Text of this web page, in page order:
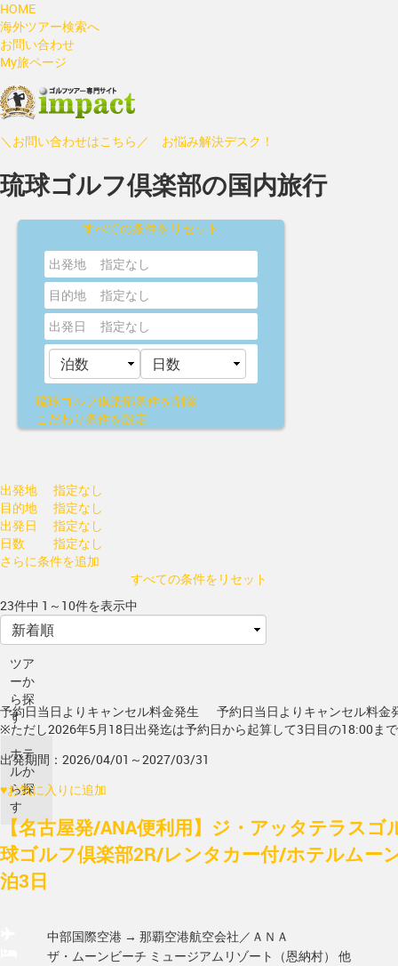
HOME
海外ツアー検索へ
お問い合わせ
My旅ページ
＼お問い合わせはこちら／ お悩み解決デスク！
琉球ゴルフ倶楽部の国内旅行
すべての条件をリセット
出発地
指定なし
目的地
指定なし
出発日
指定なし
琉球ゴルフ倶楽部条件を削除
こだわり条件を設定
出発地
指定なし
目的地
指定なし
出発日
指定なし
日数
指定なし
さらに条件を追加
すべての条件をリセット
23件中 1～10件を表示中
ツア
ーか
ら探
す
ホテ
ルか
ら探
す
予約日当日よりキャンセル料金発生
予約日当日よりキャンセル料金
※ただし2026年5月18日出発迄は予約日から起算して3日目の18:00ま
出発期間：2026/04/01～2027/03/31
♥お気に入りに追加
【名古屋発/ANA便利用】ジ・アッタテラス
球ゴルフ倶楽部2R/レンタカー付/ホテルムー
泊3日
中部国際空港 → 那覇空港航空会社／ＡＮＡ
ザ・ムーンビーチ ミュージアムリゾート（恩納村） 他